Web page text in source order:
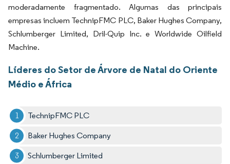
moderadamente fragmentado. Algumas das principais
empresas incluem TechnipFMC PLC, Baker Hughes Company,
Schlumberger Limited, Dril-Quip Inc. e Worldwide Oilfield
Machine.
Líderes do Setor de Árvore de Natal do Oriente
Médio e África
TechnipFMC PLC
Baker Hughes Company
Schlumberger Limited